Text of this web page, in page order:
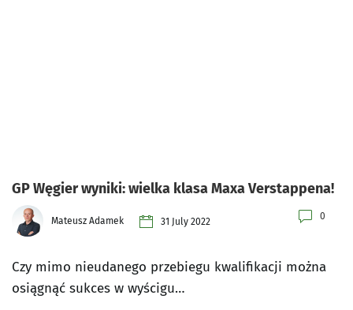
GP Węgier wyniki: wielka klasa Maxa Verstappena!
Mateusz Adamek 31 July 2022 0
Czy mimo nieudanego przebiegu kwalifikacji można
osiągnąć sukces w wyścigu…